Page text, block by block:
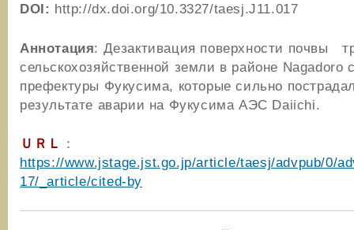
DOI: http://dx.doi.org/10.3327/taesj.J11.017
Аннотация: Дезактивация поверхности почвы
сельскохозяйственной земли в районе Nagadoro
префектуры Фукусима, которые сильно
результате аварии на Фукусима АЭС Daiichi.
ＵＲＬ ：
https://www.jstage.jst.go.jp/article/taesj/advpub/0/
17/_article/cited-by